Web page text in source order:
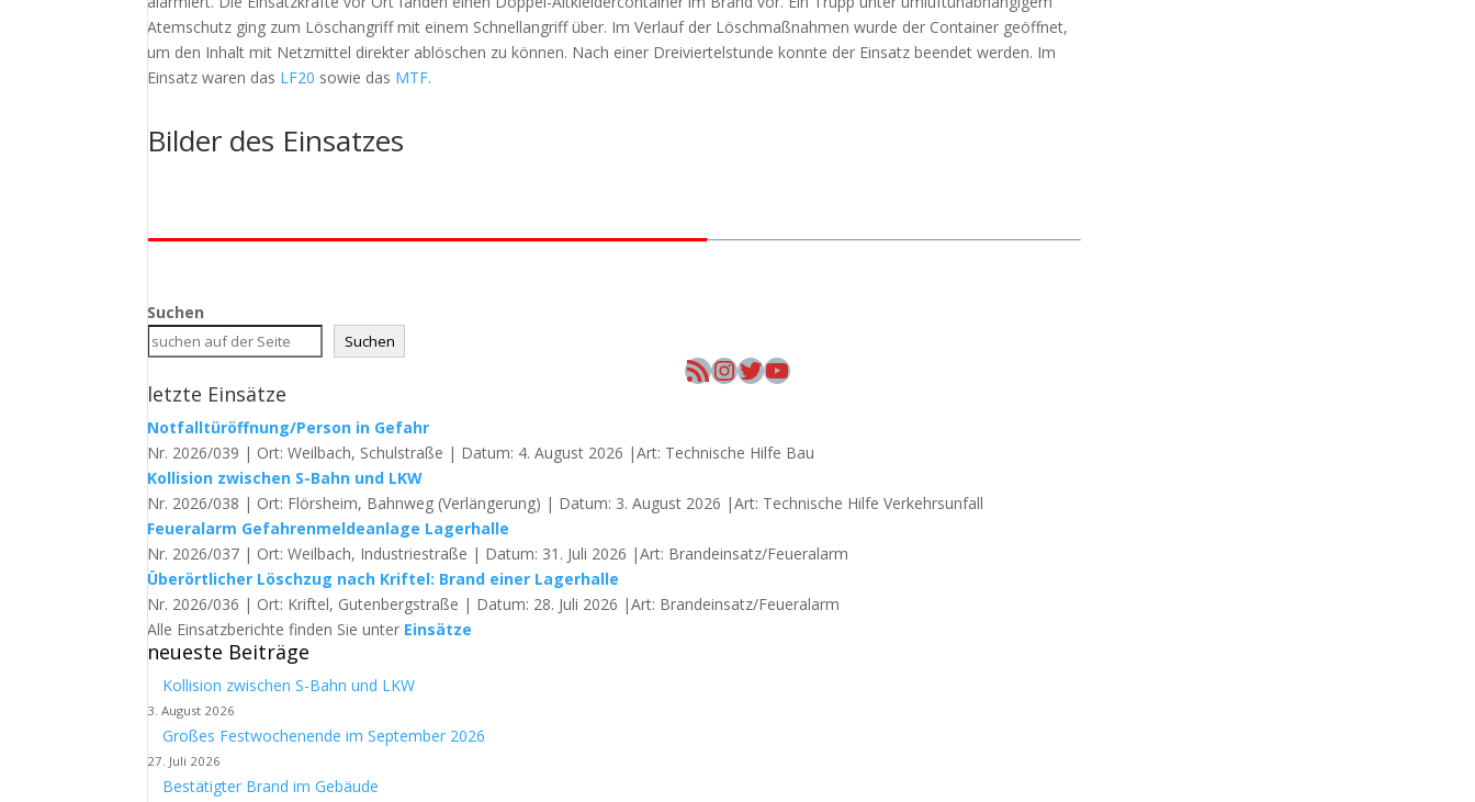
Atemschutz ging zum Löschangriff mit einem Schnellangriff über. Im Verlauf der Löschmaßnahmen wurde der Container geöffnet,
um den Inhalt mit Netzmittel direkter ablöschen zu können. Nach einer Dreiviertelstunde konnte der Einsatz beendet werden. Im
Einsatz waren das LF20 sowie das MTF.
Bilder des Einsatzes
Suchen
Suchen
RSS-Feed
Instagram
Twitter
YouTube
letzte Einsätze
Notfalltüröffnung/Person in Gefahr
Nr. 2026/039 | Ort: Weilbach, Schulstraße | Datum: 4. August 2026 |Art: Technische Hilfe Bau
Kollision zwischen S-Bahn und LKW
Nr. 2026/038 | Ort: Flörsheim, Bahnweg (Verlängerung) | Datum: 3. August 2026 |Art: Technische Hilfe Verkehrsunfall
Feueralarm Gefahrenmeldeanlage Lagerhalle
Nr. 2026/037 | Ort: Weilbach, Industriestraße | Datum: 31. Juli 2026 |Art: Brandeinsatz/Feueralarm
Überörtlicher Löschzug nach Kriftel: Brand einer Lagerhalle
Nr. 2026/036 | Ort: Kriftel, Gutenbergstraße | Datum: 28. Juli 2026 |Art: Brandeinsatz/Feueralarm
Alle Einsatzberichte finden Sie unter Einsätze
neueste Beiträge
Kollision zwischen S-Bahn und LKW
3. August 2026
Großes Festwochenende im September 2026
27. Juli 2026
Bestätigter Brand im Gebäude